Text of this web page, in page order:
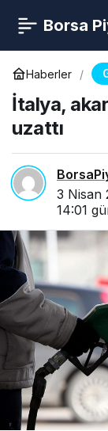
Borsa
Haberler
İtalya,
uzattı
3 Nisan
14:01